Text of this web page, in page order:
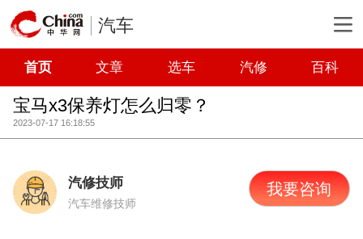
汽车
首页 文章 选车 汽修 百科
宝马x3保养灯怎么归零？
2023-07-17 16:18:55
汽修技师
汽车维修技师
我要咨询